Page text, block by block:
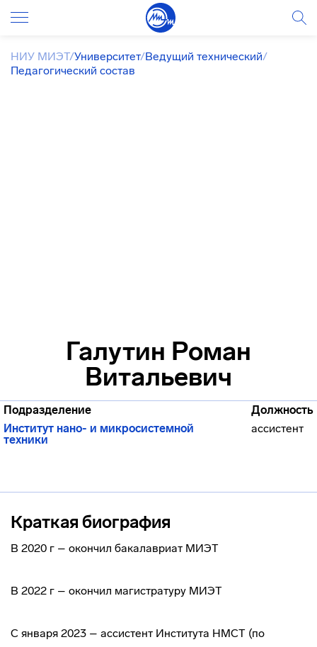
НИУ МИЭТ/Университет/Ведущий технический/
Педагогический состав
Галутин Роман
Витальевич
Подразделение
Должность
Институт нано- и микросистемной
техники
ассистент
Краткая биография
В 2020 г – окончил бакалавриат МИЭТ
В 2022 г – окончил магистратуру МИЭТ
С января 2023 – ассистент Института НМСТ (по